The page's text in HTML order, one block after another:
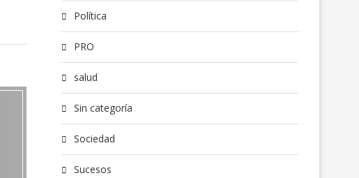
Política
PRO
salud
Sin categoría
Sociedad
Sucesos